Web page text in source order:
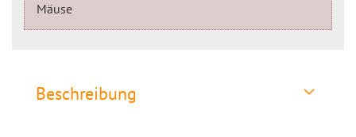
Mäuse
Beschreibung